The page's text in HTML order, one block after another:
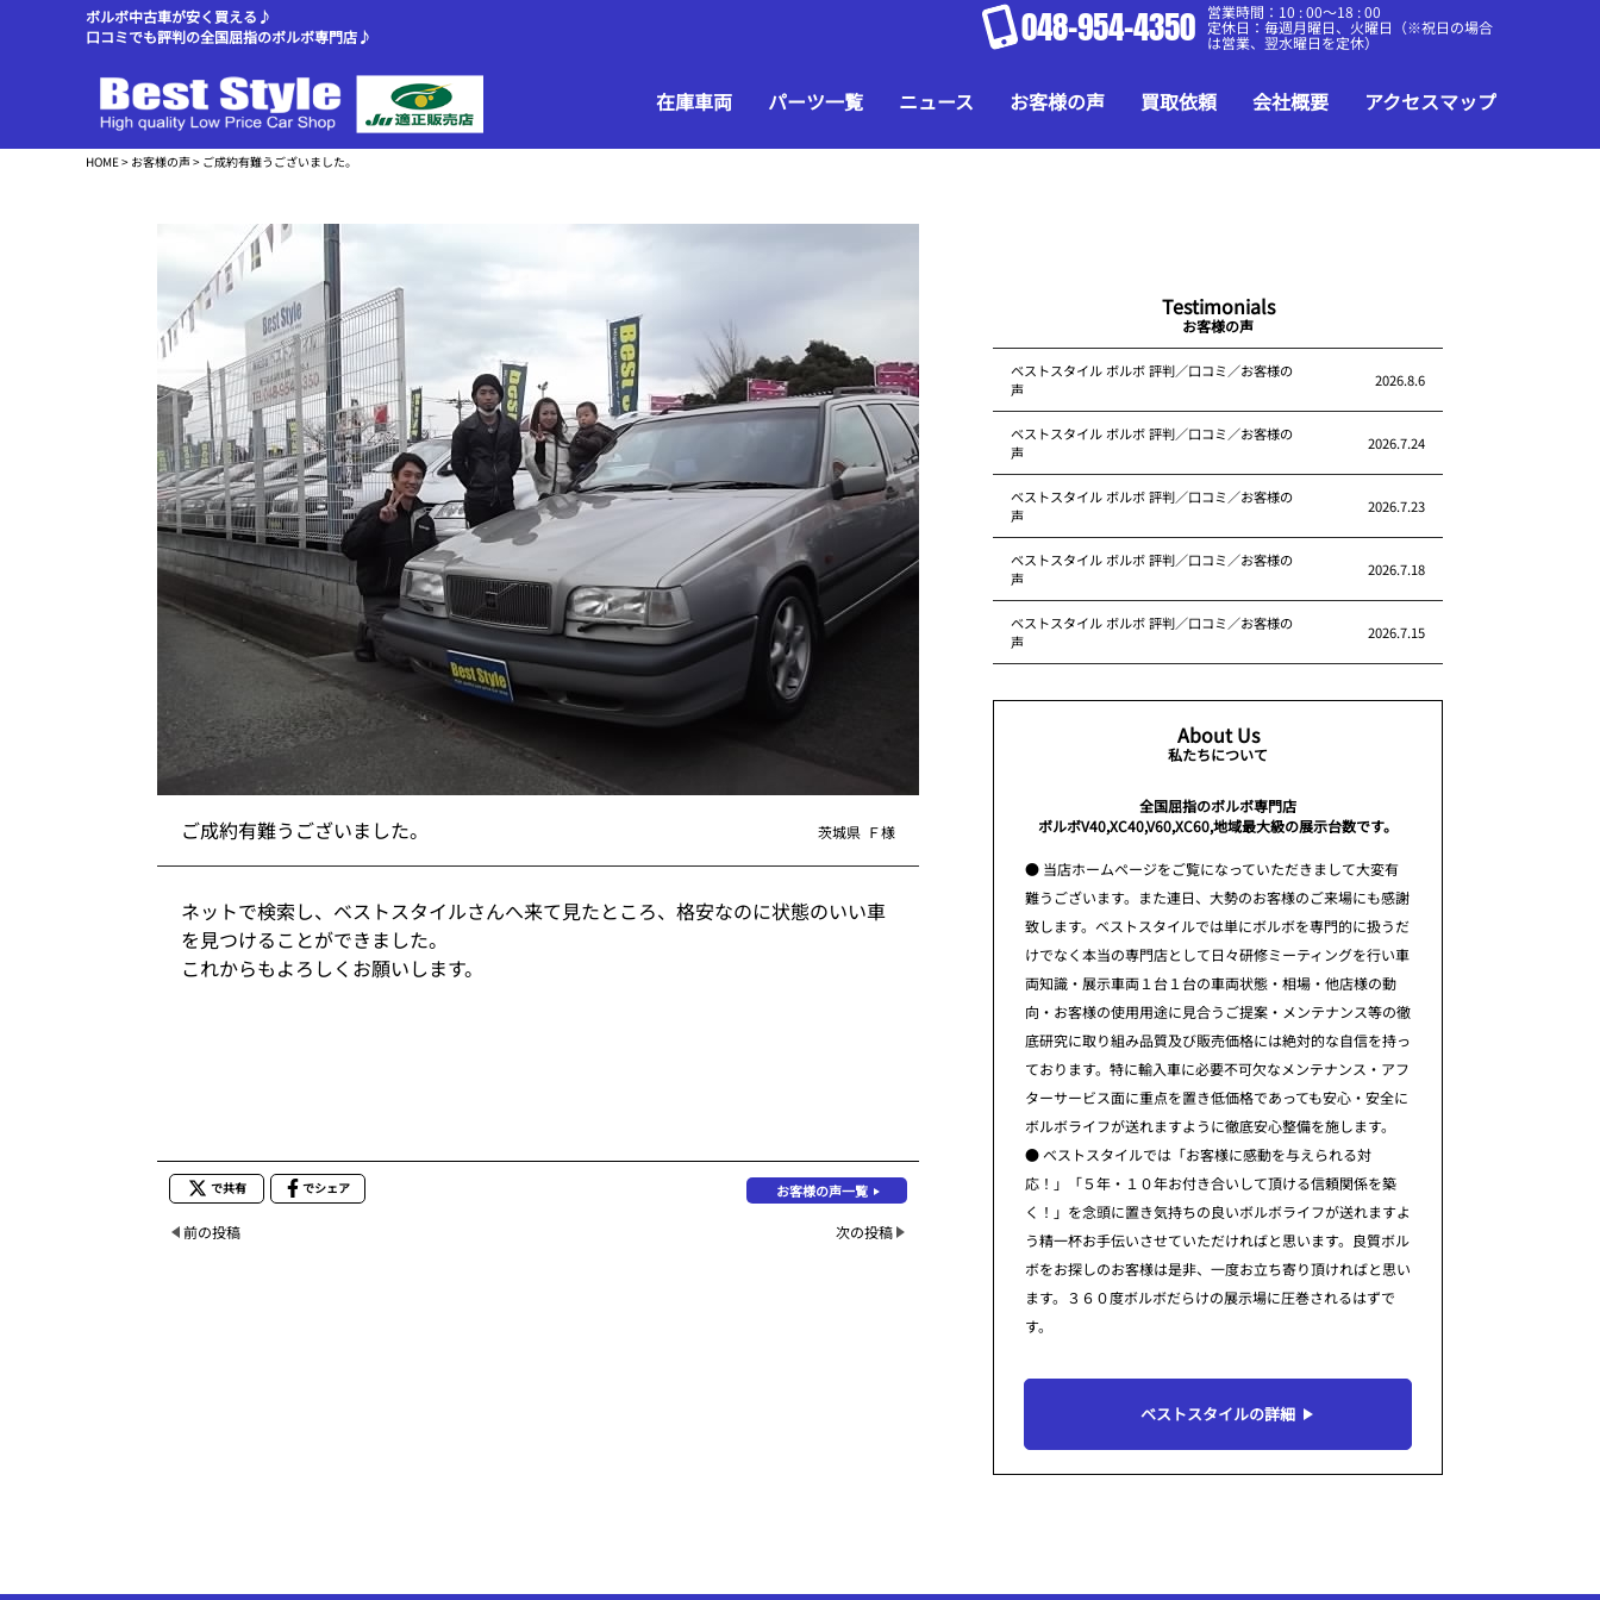
ボルボ中古車が安く買える♪
口コミでも評判の全国屈指のボルボ専門店♪
048-954-4350 営業時間：10 : 00～18 : 00
定休日：毎週月曜日、火曜日（※祝日の場合
は営業、翌水曜日を定休）
在庫車両 パーツ一覧 ニュース お客様の声 買取依頼 会社概要 アクセスマップ
HOME> お客様の声> ご成約有難うございました。
ご成約有難うございました。 茨城県 Ｆ様
ネットで検索し、ベストスタイルさんへ来て見たところ、格安なのに状態のいい車
を見つけることができました。
これからもよろしくお願いします。
で共有 でシェア お客様の声一覧
前の投稿 次の投稿
Testimonials
お客様の声
ベストスタイル ボルボ 評判／口コミ／お客様の
声
2026.8.6
ベストスタイル ボルボ 評判／口コミ／お客様の
声
2026.7.24
ベストスタイル ボルボ 評判／口コミ／お客様の
声
2026.7.23
ベストスタイル ボルボ 評判／口コミ／お客様の
声
2026.7.18
ベストスタイル ボルボ 評判／口コミ／お客様の
声
2026.7.15
About Us
私たちについて
全国屈指のボルボ専門店
ボルボV40,XC40,V60,XC60,地域最大級の展示台数です。
● 当店ホームページをご覧になっていただきまして大変有
難うございます。また連日、大勢のお客様のご来場にも感謝
致します。ベストスタイルでは単にボルボを専門的に扱うだ
けでなく本当の専門店として日々研修ミーティングを行い車
両知識・展示車両１台１台の車両状態・相場・他店様の動
向・お客様の使用用途に見合うご提案・メンテナンス等の徹
底研究に取り組み品質及び販売価格には絶対的な自信を持っ
ております。特に輸入車に必要不可欠なメンテナンス・アフ
ターサービス面に重点を置き低価格であっても安心・安全に
ボルボライフが送れますように徹底安心整備を施します。
● ベストスタイルでは「お客様に感動を与えられる対
応！」「５年・１０年お付き合いして頂ける信頼関係を築
く！」を念頭に置き気持ちの良いボルボライフが送れますよ
う精一杯お手伝いさせていただければと思います。良質ボル
ボをお探しのお客様は是非、一度お立ち寄り頂ければと思い
ます。３６０度ボルボだらけの展示場に圧巻されるはずで
す。
ベストスタイルの詳細